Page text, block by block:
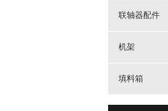
联轴器配件
- 新分类
- 新分类
机架
填料箱